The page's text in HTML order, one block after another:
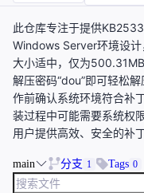
此仓库专注于提供
Windows Server环境设
大小适中，仅为
解压密码“dou”即可轻松
作前确认系统环境符合补
装过程中可能需要系统权
用户提供高效、安全的补
main 分支 1 Tags 0